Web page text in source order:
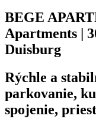
BEGE
Apartments |
Duisburg
Rýchle a
parkovanie,
spojenie,